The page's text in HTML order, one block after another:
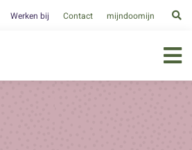
Werken bij Contact mijndoomijn